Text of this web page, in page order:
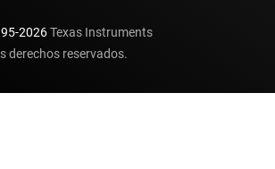
2026Texas Instruments
derechos reservados.